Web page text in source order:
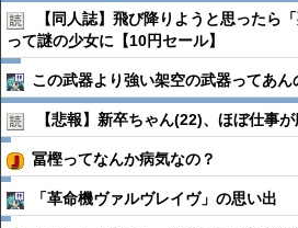
【同人誌】飛び降りようと思ったら
って謎の少女に【10円セール】
この武器より強い架空の武器ってあん
【悲報】新卒ちゃん(22)、ほぼ仕事
冨樫ってなんか病気なの？
「革命機ヴァルヴレイヴ」の思い出